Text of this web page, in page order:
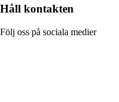
Håll kontakten
Följ oss på sociala medier